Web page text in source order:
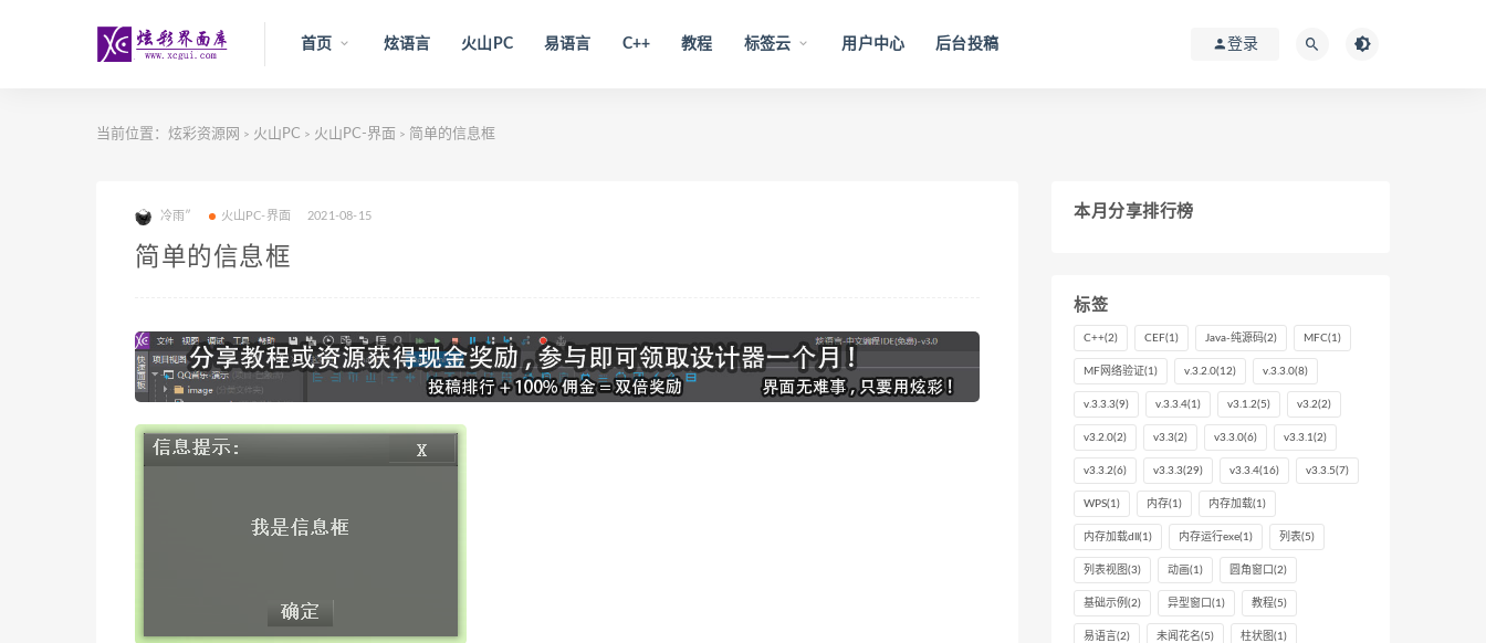
首页 炫语言 火山PC 易语言 C++ 教程 标签云 用户中心 后台投稿 登录
当前位置： 炫彩资源网 > 火山PC > 火山PC-界面 > 简单的信息框
冷雨″ 火山PC-界面 2021-08-15
简单的信息框
本月分享排行榜
标签
C++(2) CEF(1) Java-纯源码(2) MFC(1)
MF网络验证(1) v.3.2.0(12) v.3.3.0(8)
v.3.3.3(9) v.3.3.4(1) v3.1.2(5) v3.2(2)
v3.2.0(2) v3.3(2) v3.3.0(6) v3.3.1(2)
v3.3.2(6) v3.3.3(29) v3.3.4(16) v3.3.5(7)
WPS(1) 内存(1) 内存加载(1)
内存加载dll (1) 内存运行exe(1) 列表(5)
列表视图 (3) 动画(1) 圆角窗口 (2)
基础示例 (2) 异型窗口 (1) 教程(5)
易语言 (2) 未闻花名(5) 柱状图 (1)